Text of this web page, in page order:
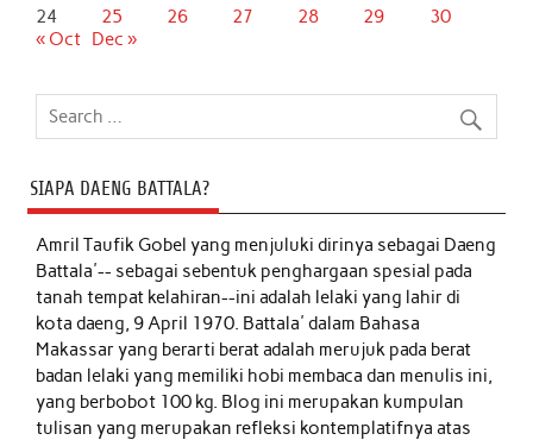
24
25 26 27 28 29
30
« Oct Dec »
SIAPA DAENG BATTALA?
Amril Taufik Gobelyang menjuluki dirinya sebagai Daeng
Battala'-- sebagai sebentuk penghargaan spesial pada
tanah tempat kelahiran--ini adalah lelaki yang lahir di
kota daeng, 9 April 1970. Battala' dalam Bahasa
Makassar yang berarti berat adalah merujuk pada berat
badan lelaki yang memiliki hobi membaca dan menulis ini,
yang berbobot 100 kg. Blog ini merupakan kumpulan
tulisan yang merupakan refleksi kontemplatifnya atas